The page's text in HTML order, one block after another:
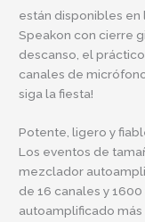
están disponibles
Speakon con cierre
descanso, el
canales de
siga la fiesta!
Potente, ligero y
Los eventos de
mezclador
de 16 canales y
autoamplificado